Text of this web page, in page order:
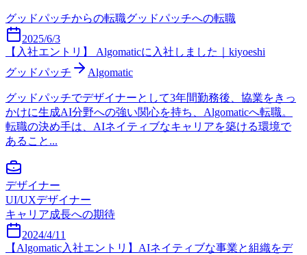
グッドパッチからの転職グッドパッチへの転職
2025/6/3
【入社エントリ】 Algomaticに入社しました｜kiyoeshi
グッドパッチ
Algomatic
グッドパッチでデザイナーとして3年間勤務後、協業をきっ
かけに生成AI分野への強い関心を持ち、Algomaticへ転職。
転職の決め手は、AIネイティブなキャリアを築ける環境で
あること...
デザイナー
UI/UXデザイナー
キャリア成長への期待
2024/4/11
【Algomatic入社エントリ】AIネイティブな事業と組織をデ